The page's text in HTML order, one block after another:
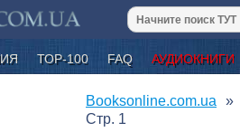
ТОР-100 FAQ АУДИОКНИГИ
Booksonline.com.ua
Стр. 1